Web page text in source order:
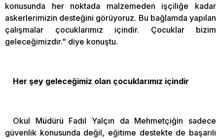
konusunda her noktada malzemeden işçiliğe kadar
askerlerimizin desteğini görüyoruz. Bu bağlamda yapılan
çalışmalar çocuklarımız içindir. Çocuklar bizim
geleceğimizdir.” diye konuştu.
Her şey geleceğimiz olan çocuklarımız içindir
Okul Müdürü Fadıl Yalçın da Mehmetçiğin sadece
güvenlik konusunda değil, eğitime destekte de başarılı